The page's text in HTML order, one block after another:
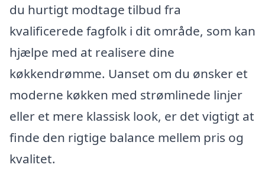
du hurtigt modtage tilbud fra
kvalificerede fagfolk i dit område, som kan
hjælpe med at realisere dine
køkkendrømme. Uanset om du ønsker et
moderne køkken med strømlinede linjer
eller et mere klassisk look, er det vigtigt at
finde den rigtige balance mellem pris og
kvalitet.